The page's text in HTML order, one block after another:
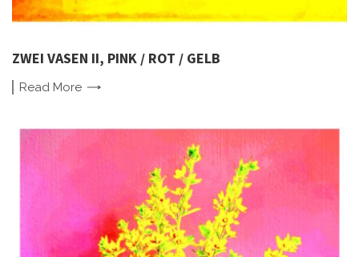
ZWEI VASEN II, PINK / ROT / GELB
Read More